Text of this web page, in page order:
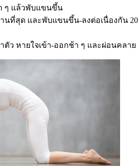
ๆ แล้วพับแขนขึ้น
นที่สุด และพับแขนขึ้น-ลงต่อเนื่องกัน 20
ตัว หายใจเข้า-ออกช้า ๆ และผ่อนคลาย